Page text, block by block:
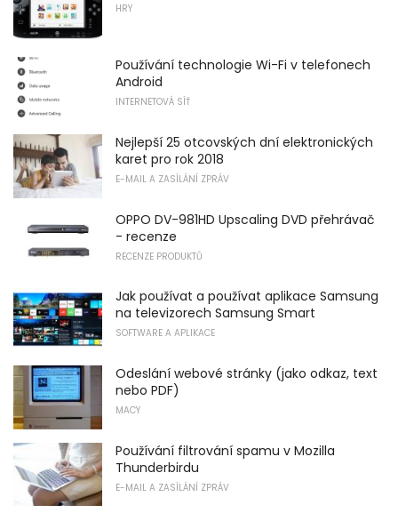
HRY
Používání technologie Wi-Fi v telefonech
Android
INTERNETOVÁ SÍŤ
Nejlepší 25 otcovských dní elektronických
karet pro rok 2018
E-MAIL A ZASÍLÁNÍ ZPRÁV
OPPO DV-981HD Upscaling DVD přehrávač
- recenze
RECENZE PRODUKTŮ
Jak používat a používat aplikace Samsung
na televizorech Samsung Smart
SOFTWARE A APLIKACE
Odeslání webové stránky (jako odkaz, text
nebo PDF)
MACY
Používání filtrování spamu v Mozilla
Thunderbirdu
E-MAIL A ZASÍLÁNÍ ZPRÁV